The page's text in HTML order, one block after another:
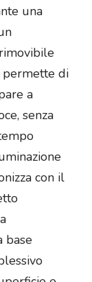
una
permette di
a
senza
con il
base